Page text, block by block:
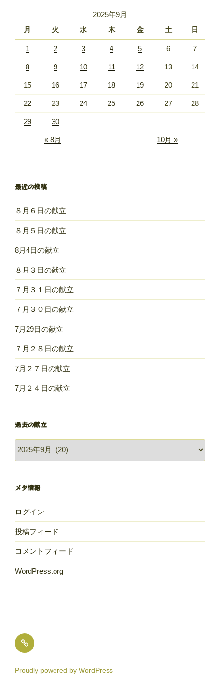
2025年9月
月
火 水 木 金 土 日
1 2 3 4 5 6 7
8 9 10 11 12 13 14
15 16 17 18 19 20 21
22 23 24 25 26 27 28
29 30
« 8月 10月 »
最近の投稿
８月６日の献立
８月５日の献立
8月4日の献立
８月３日の献立
７月３１日の献立
７月３０日の献立
7月29日の献立
７月２８日の献立
7月２７日の献立
7月２４日の献立
過去の献立
立
メタ情報
ログイン
投稿フィード
コメントフィード
WordPress.org
め
ば
Proudly powered by WordPress